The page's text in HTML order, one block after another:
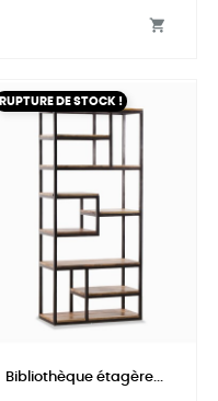

RUPTURE DE STOCK !
Bibliothèque étagère...